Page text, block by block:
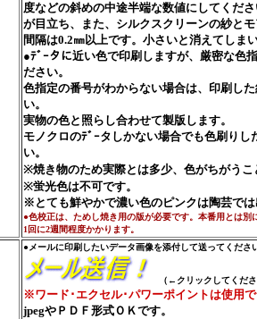
度などの斜めの中途半端な数値にしてくだ
が目立ち、また、シルクスクリーンの紗と
間隔は0.2㎜以上です。小さいと消えてしま
●ﾃﾞｰタに近い色で印刷しますが、厳密な色
ださい。
色指定の番号がわからない場合は、印刷し
い。
実物の色と照らし合わせて製版します。
モノクロのﾃﾞｰタしかない場合でも色刷り
い。
※焼き物のため実際とは多少、色がちがうこ
※蛍光色は不可です。
※とても鮮やかで濃い色のピンクは陶芸では
●色校正は、ためし焼き用の版が必要です。本番用とは
1回に2週間程度かかります。
●メールに印刷したいデータ画像を添付して送ってくださ
（←クリックしてくださ
※ワード･エクセル･パワーポイントは使用で
jpegやＰＤＦ形式ＯＫです。